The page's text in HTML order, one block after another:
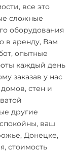
все это
сложные
оборудования
в аренду, Вам
опытные
каждый день
заказав у нас
стен и
другие
ваш
Донецке,
стоимость